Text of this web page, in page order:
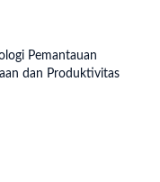
Pemantauan
dan Produktivitas